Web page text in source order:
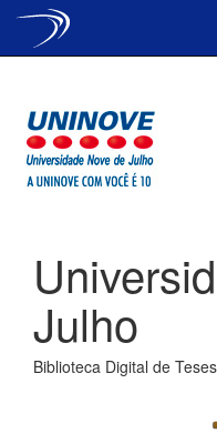
Julho
Biblioteca Digital de